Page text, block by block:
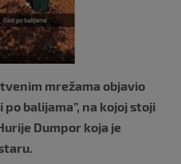
mrežama objavio
balijama”, na kojoj stoji
Dumpor koja je